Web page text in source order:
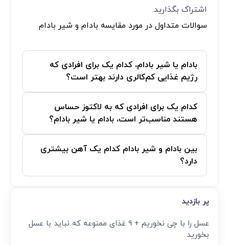
اشتراک بگذارید.
سوالات متداول در مورد مقایسه بادام و شیر بادام
بادام یا شیر بادام، کدام یک برای افرادی که
رژیم غذایی کم‌کالری دارند بهتر است؟
کدام یک برای افرادی که به لاکتوز حساس
هستند مناسب‌تر است، بادام یا شیر بادام؟
بین بادام و شیر بادام کدام یک آهن بیشتری
دارد؟
پر بازدید
عسل را با چی نخوریم + 9 غذای ممنوعه که نباید با عسل
بخورید